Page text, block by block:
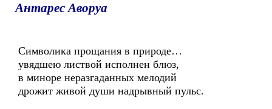
Антарес Аворуа
Символика прощания в природе…
увядшею листвой исполнен блюз,
в миноре неразгаданных мелодий
дрожит живой души надрывный пульс.